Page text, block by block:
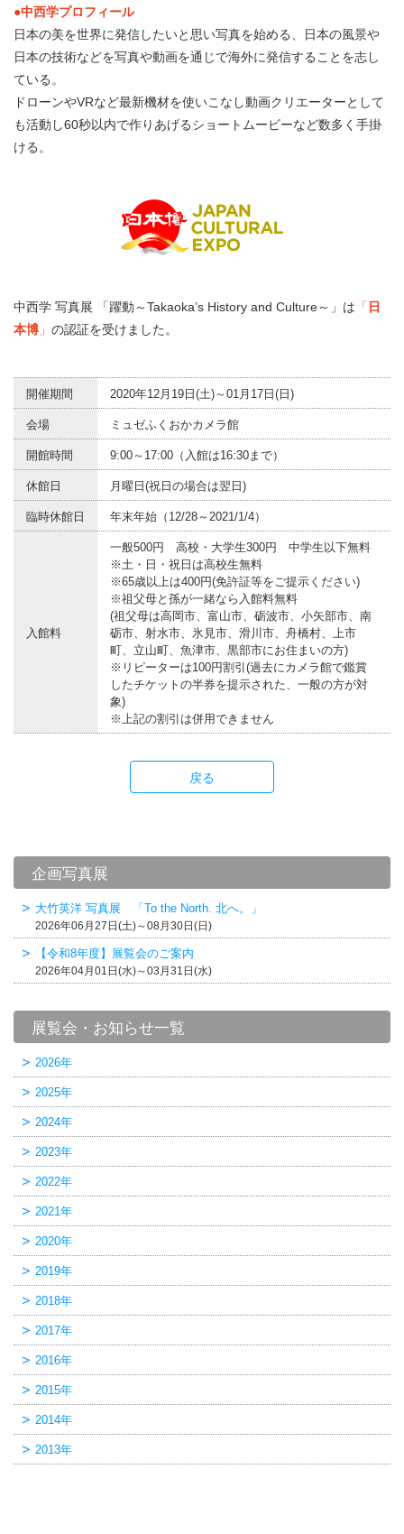
●中西学プロフィール
日本の美を世界に発信したいと思い写真を始める、日本の風景や
日本の技術などを写真や動画を通じで海外に発信することを志し
ている。
ドローンやVRなど最新機材を使いこなし動画クリエーターとして
も活動し60秒以内で作りあげるショートムービーなど数多く手掛
ける。
中西学 写真展 「躍動～Takaoka’s History and Culture～」は 「 日
本博 」 の認証を受けました。
開催期間 2020年12月19日(土)～01月17日(日)
会場 ミュゼふくおかカメラ館
開館時間 9:00～17:00（入館は16:30まで）
休館日 月曜日(祝日の場合は翌日)
臨時休館日 年末年始（12/28～2021/1/4）
入館料
一般500円 高校・大学生300円 中学生以下無料
※土・日・祝日は高校生無料
※65歳以上は400円(免許証等をご提示ください)
※祖父母と孫が一緒なら入館料無料
(祖父母は高岡市、富山市、砺波市、小矢部市、南
砺市、射水市、氷見市、滑川市、舟橋村、上市
町、立山町、魚津市、黒部市にお住まいの方)
※リピーターは100円割引(過去にカメラ館で鑑賞
したチケットの半券を提示された、一般の方が対
象)
※上記の割引は併用できません
戻る
企画写真展
大竹英洋 写真展 「To the North. 北へ。」
2026年06月27日(土)～08月30日(日)
【令和8年度】展覧会のご案内
2026年04月01日(水)～03月31日(水)
展覧会・お知らせ一覧
2026年
2025年
2024年
2023年
2022年
2021年
2020年
2019年
2018年
2017年
2016年
2015年
2014年
2013年